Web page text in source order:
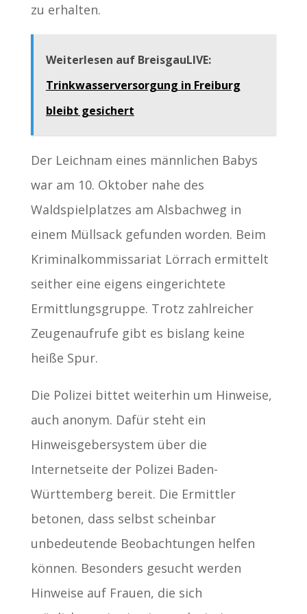
zu erhalten.
Weiterlesen auf BreisgauLIVE:
Trinkwasserversorgung in Freiburg
bleibt gesichert
Der Leichnam eines männlichen Babys
war am 10. Oktober nahe des
Waldspielplatzes am Alsbachweg in
einem Müllsack gefunden worden. Beim
Kriminalkommissariat Lörrach ermittelt
seither eine eigens eingerichtete
Ermittlungsgruppe. Trotz zahlreicher
Zeugenaufrufe gibt es bislang keine
heiße Spur.
Die Polizei bittet weiterhin um Hinweise,
auch anonym. Dafür steht ein
Hinweisgebersystem über die
Internetseite der Polizei Baden-
Württemberg bereit. Die Ermittler
betonen, dass selbst scheinbar
unbedeutende Beobachtungen helfen
können. Besonders gesucht werden
Hinweise auf Frauen, die sich